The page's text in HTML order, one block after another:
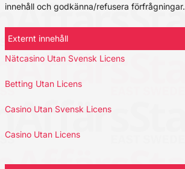
innehåll och godkänna/refusera förfrågningar.
Externt innehåll
Nätcasino Utan Svensk Licens
Betting Utan Licens
Casino Utan Svensk Licens
Casino Utan Licens